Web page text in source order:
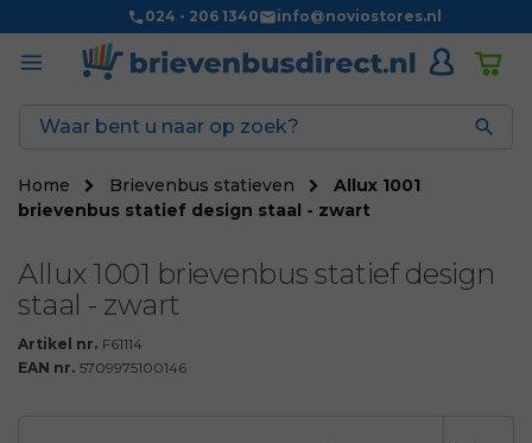
024 - 206 1340 info@noviostores.nl

Home Brievenbus statieven
Allux 1001
brievenbus statief design staal - zwart
Allux 1001 brievenbus statief design
staal - zwart
Artikel nr. F61114
EAN nr. 5709975100146